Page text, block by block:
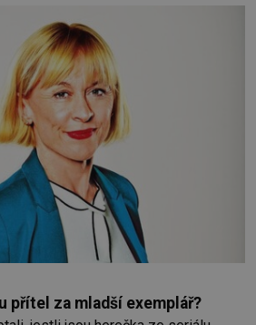
přítel za mladší exemplář?